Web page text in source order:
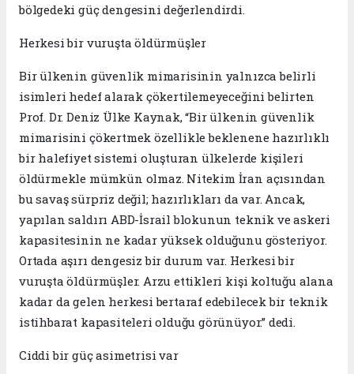
bölgedeki güç dengesini değerlendirdi.
Herkesi bir vuruşta öldürmüşler
Bir ülkenin güvenlik mimarisinin yalnızca belirli
isimleri hedef alarak çökertilemeyeceğini belirten
Prof. Dr. Deniz Ülke Kaynak, “Bir ülkenin güvenlik
mimarisini çökertmek özellikle beklenene hazırlıklı
bir halefiyet sistemi oluşturan ülkelerde kişileri
öldürmekle mümkün olmaz. Nitekim İran açısından
bu savaş sürpriz değil; hazırlıkları da var. Ancak,
yapılan saldırı ABD-İsrail blokunun teknik ve askeri
kapasitesinin ne kadar yüksek olduğunu gösteriyor.
Ortada aşırı dengesiz bir durum var. Herkesi bir
vuruşta öldürmüşler. Arzu ettikleri kişi koltuğu alana
kadar da gelen herkesi bertaraf edebilecek bir teknik
istihbarat kapasiteleri olduğu görünüyor.” dedi.
Ciddi bir güç asimetrisi var